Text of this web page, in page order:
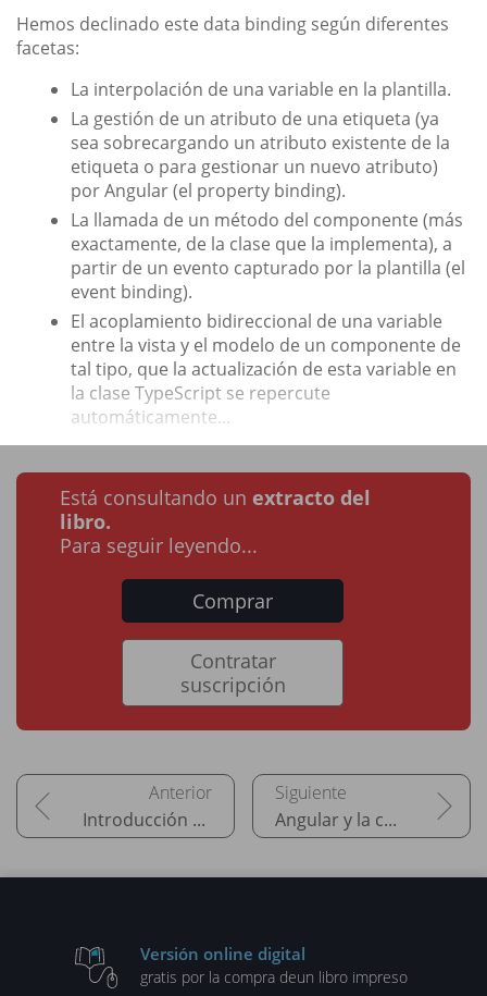
Hemos declinado este data binding según diferentes
facetas:
La interpolación de una variable en la plantilla.
La gestión de un atributo de una etiqueta (ya
sea sobrecargando un atributo existente de la
etiqueta o para gestionar un nuevo atributo)
por Angular (el property binding).
La llamada de un método del componente (más
exactamente, de la clase que la implementa), a
partir de un evento capturado por la plantilla (el
event binding).
El acoplamiento bidireccional de una variable
entre la vista y el modelo de un componente de
tal tipo, que la actualización de esta variable en
la clase TypeScript se repercute
automáticamente...
Está consultando un extracto del
libro.
Para seguir leyendo...
Comprar
Contratar
suscripción
Introducción al framework aplicativo Angular Angular y la conexión a Node.js: los servicios
Versión online digital
gratis por la compra deun libro impreso